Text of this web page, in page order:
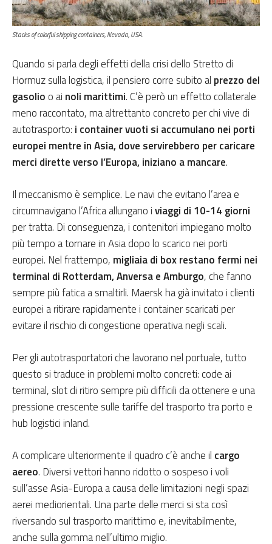
Stacks of colorful shipping containers, Nevada, USA.
Quando si parla degli effetti della crisi dello Stretto di
Hormuz sulla logistica, il pensiero corre subito al prezzo del
gasolio o ai noli marittimi. C’è però un effetto collaterale
meno raccontato, ma altrettanto concreto per chi vive di
autotrasporto: i container vuoti si accumulano nei porti
europei mentre in Asia, dove servirebbero per caricare
merci dirette verso l’Europa, iniziano a mancare.
Il meccanismo è semplice. Le navi che evitano l’area e
circumnavigano l’Africa allungano iviaggi di 10-14 giorni
per tratta. Di conseguenza, i contenitori impiegano molto
più tempo a tornare in Asia dopo lo scarico nei porti
europei. Nel frattempo, migliaia di box restano fermi nei
terminal di Rotterdam, Anversa e Amburgo, che fanno
sempre più fatica a smaltirli. Maersk ha già invitato i clienti
europei a ritirare rapidamente i container scaricati per
evitare il rischio di congestione operativa negli scali.
Per gli autotrasportatori che lavorano nel portuale, tutto
questo si traduce in problemi molto concreti: code ai
terminal, slot di ritiro sempre più difficili da ottenere e una
pressione crescente sulle tariffe del trasporto tra porto e
hub logistici inland.
A complicare ulteriormente il quadro c’è anche il cargo
aereo. Diversi vettori hanno ridotto o sospeso i voli
sull’asse Asia-Europa a causa delle limitazioni negli spazi
aerei mediorientali. Una parte delle merci si sta così
riversando sul trasporto marittimo e, inevitabilmente,
anche sulla gomma nell’ultimo miglio.